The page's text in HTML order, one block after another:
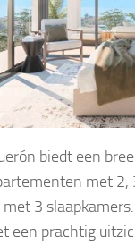
biedt een
met
met 3
een prachtig